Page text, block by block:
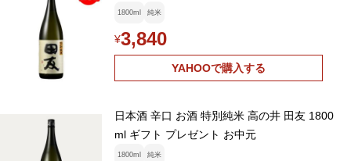
1800ml 純米
¥3,840
YAHOOで購入する
日本酒 辛口 お酒 特別純米 高の井 田友 1800
ml ギフト プレゼント お中元
1800ml 純米